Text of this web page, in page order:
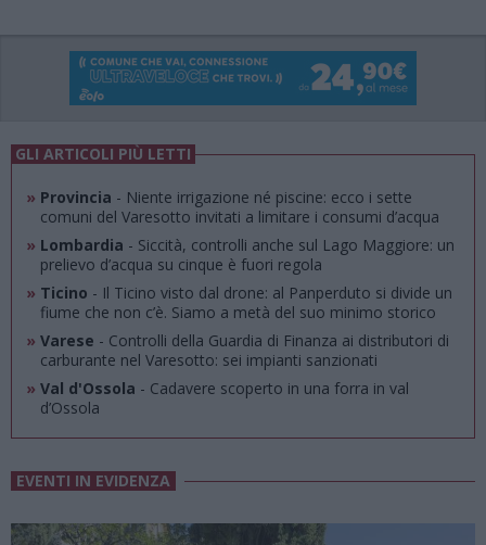
GLI ARTICOLI PIÙ LETTI
» Provincia - Niente irrigazione né piscine: ecco i sette
comuni del Varesotto invitati a limitare i consumi d’acqua
» Lombardia - Siccità, controlli anche sul Lago Maggiore: un
prelievo d’acqua su cinque è fuori regola
» Ticino - Il Ticino visto dal drone: al Panperduto si divide un
fiume che non c’è. Siamo a metà del suo minimo storico
» Varese - Controlli della Guardia di Finanza ai distributori di
carburante nel Varesotto: sei impianti sanzionati
» Val d'Ossola - Cadavere scoperto in una forra in val
d’Ossola
EVENTI IN EVIDENZA